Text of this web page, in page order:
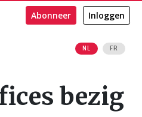
NL FR
Abonneer Inloggen
bezig